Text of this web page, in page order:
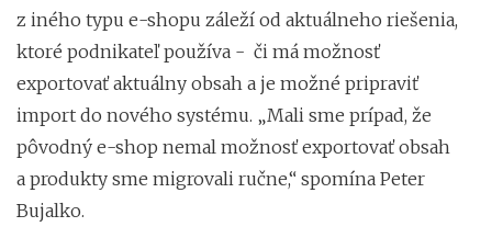
z iného typu e-shopu záleží od aktuálneho riešenia,
ktoré podnikateľ používa - či má možnosť
exportovať aktuálny obsah a je možné pripraviť
import do nového systému. „Mali sme prípad, že
pôvodný e-shop nemal možnosť exportovať obsah
a produkty sme migrovali ručne,“ spomína Peter
Bujalko.